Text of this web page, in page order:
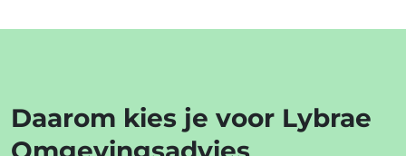
Daarom kies je voor Lybrae